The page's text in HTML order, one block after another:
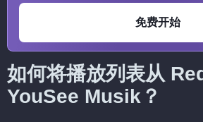
免费开始
如何将播放列表从
YouSee Musik？